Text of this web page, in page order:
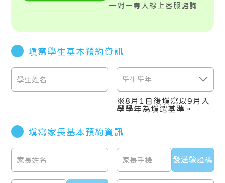
一對一專人線上客服諮詢
填寫學生基本預約資訊
※8月1日後填寫以9月入
學學年為填選基準。
填寫家長基本預約資訊